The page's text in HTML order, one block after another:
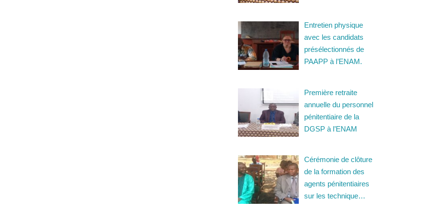
Entretien physique
avec les candidats
présélectionnés de
PAAPP à l’ENAM.
Première retraite
annuelle du personnel
pénitentiaire de la
DGSP à l’ENAM
Cérémonie de clôture
de la formation des
agents pénitentiaires
sur les technique…